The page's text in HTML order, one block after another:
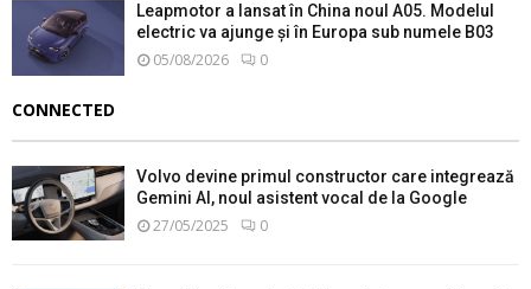
Leapmotor a lansat în China noul A05. Modelul
electric va ajunge și în Europa sub numele B03
05/08/2026 0
CONNECTED
Volvo devine primul constructor care integrează
Gemini AI, noul asistent vocal de la Google
27/05/2025 0